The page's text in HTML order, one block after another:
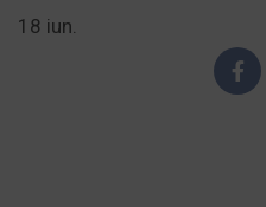
18 iun.